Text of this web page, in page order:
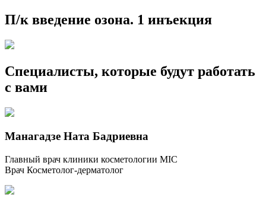
П/к введение озона. 1 инъекция
Специалисты, которые будут работать
с вами
Манагадзе Ната Бадриевна
Главный врач клиники косметологии MIC
Врач Косметолог-дерматолог